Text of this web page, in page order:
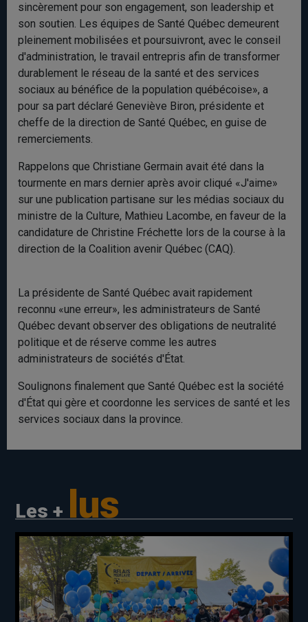
sincèrement pour son engagement, son leadership et
son soutien. Les équipes de Santé Québec demeurent
pleinement mobilisées et poursuivront, avec le conseil
d'administration, le travail entrepris afin de transformer
durablement le réseau de la santé et des services
sociaux au bénéfice de la population québécoise», a
pour sa part déclaré Geneviève Biron, présidente et
cheffe de la direction de Santé Québec, en guise de
remerciements.
Rappelons que Christiane Germain avait été dans la
tourmente en mars dernier après avoir cliqué «J'aime»
sur une publication partisane sur les médias sociaux du
ministre de la Culture, Mathieu Lacombe, en faveur de la
candidature de Christine Fréchette lors de la course à la
direction de la Coalition avenir Québec (CAQ).
La présidente de Santé Québec avait rapidement
reconnu «une erreur», les administrateurs de Santé
Québec devant observer des obligations de neutralité
politique et de réserve comme les autres
administrateurs de sociétés d'État.
Soulignons finalement que Santé Québec est la société
d'État qui gère et coordonne les services de santé et les
services sociaux dans la province.
Les + lus